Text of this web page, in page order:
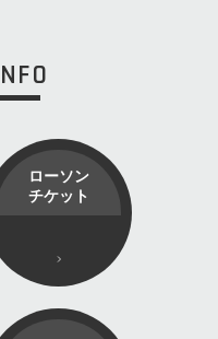
ローソン
チケット